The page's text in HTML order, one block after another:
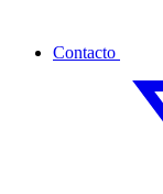
Contacto